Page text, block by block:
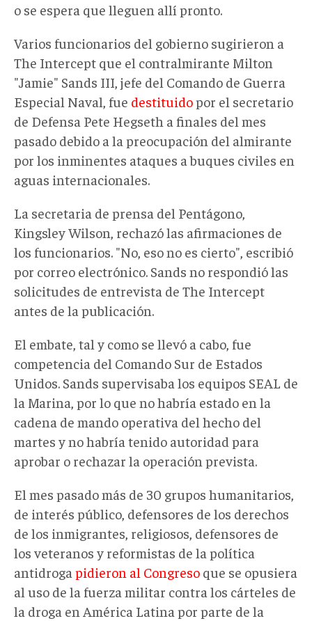
o se espera que lleguen allí pronto.
Varios funcionarios del gobierno sugirieron a
The Intercept que el contralmirante Milton
"Jamie" Sands III, jefe del Comando de Guerra
Especial Naval, fue destituidopor el secretario
de Defensa Pete Hegseth a finales del mes
pasado debido a la preocupación del almirante
por los inminentes ataques a buques civiles en
aguas internacionales.
La secretaria de prensa del Pentágono,
Kingsley Wilson, rechazó las afirmaciones de
los funcionarios. "No, eso no es cierto", escribió
por correo electrónico. Sands no respondió las
solicitudes de entrevista de The Intercept
antes de la publicación.
El embate, tal y como se llevó a cabo, fue
competencia del Comando Sur de Estados
Unidos. Sands supervisaba los equipos SEAL de
la Marina, por lo que no habría estado en la
cadena de mando operativa del hecho del
martes y no habría tenido autoridad para
aprobar o rechazar la operación prevista.
El mes pasado más de 30 grupos humanitarios,
de interés público, defensores de los derechos
de los inmigrantes, religiosos, defensores de
los veteranos y reformistas de la política
antidroga pidieron al Congreso que se opusiera
al uso de la fuerza militar contra los cárteles de
la droga en América Latina por parte de la